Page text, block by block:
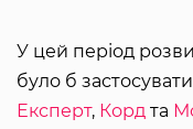
У цей період
було б
Експерт, Корд та